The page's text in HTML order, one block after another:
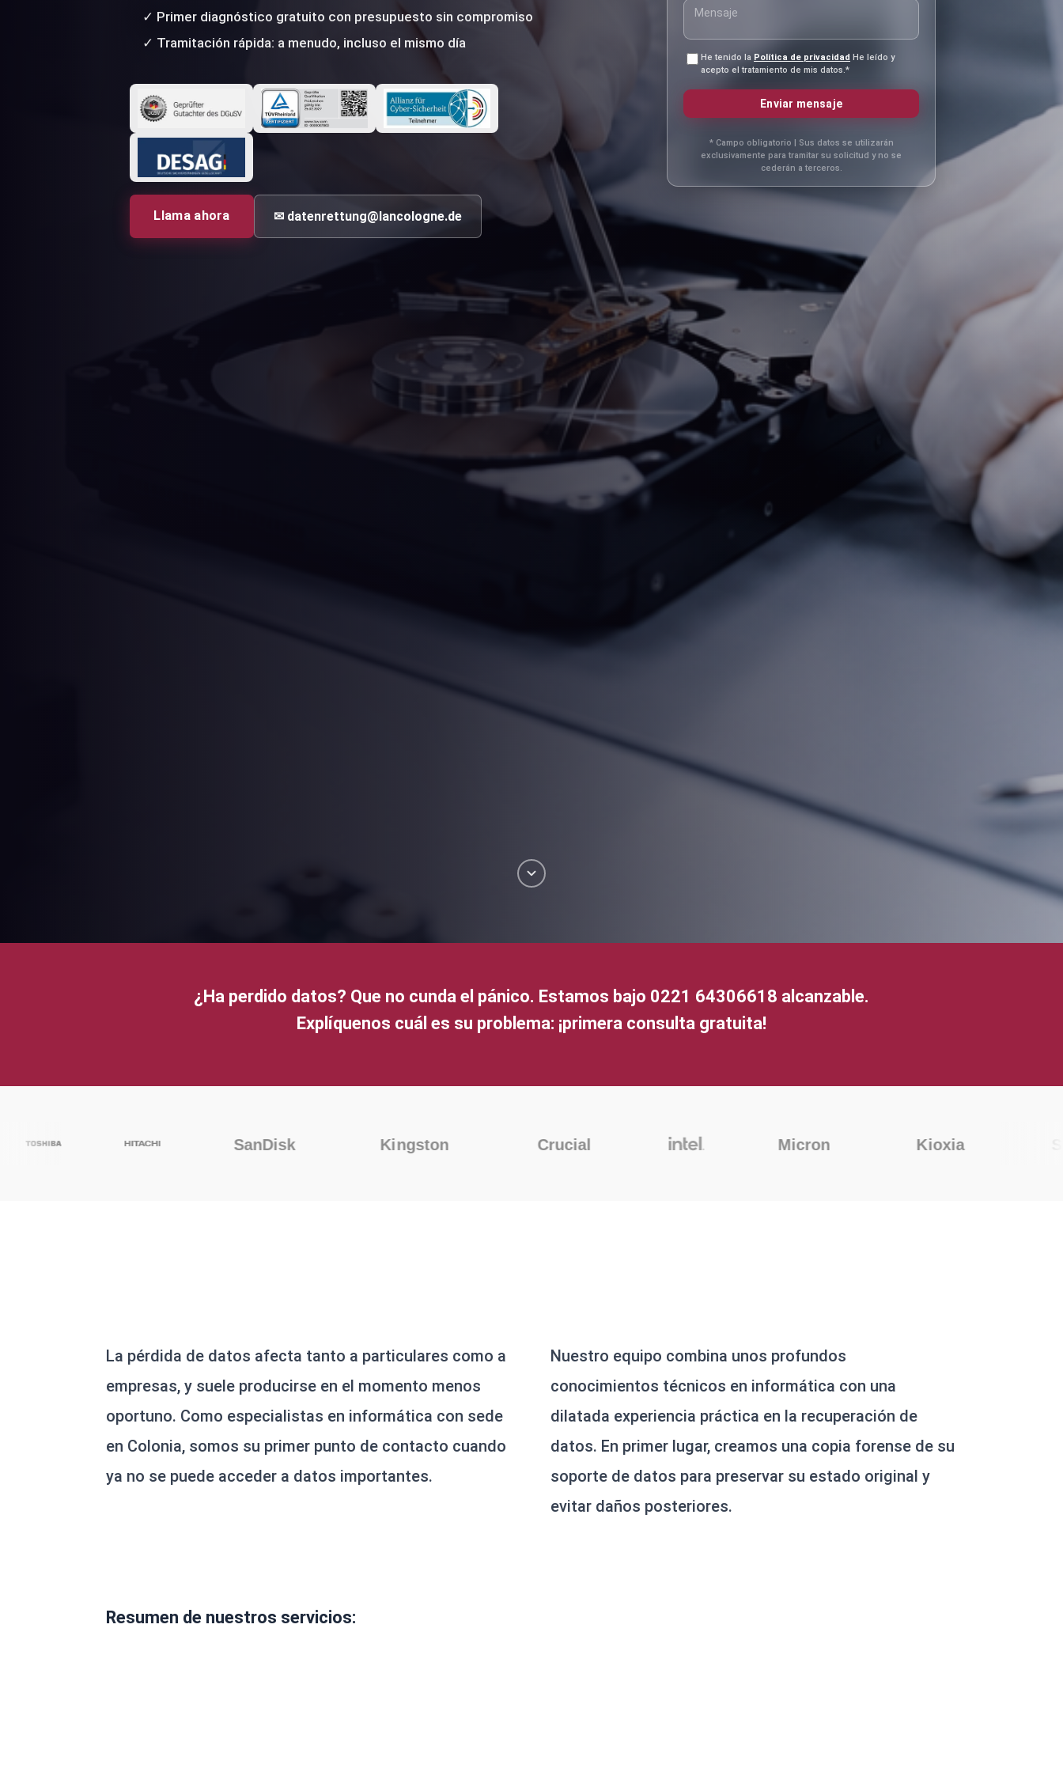
✓ Primer diagnóstico gratuito con presupuesto sin compromiso
✓ Tramitación rápida: a menudo, incluso el mismo día
Llama ahora ✉ datenrettung@lancologne.de
He tenido la Política de privacidad He leído y
acepto el tratamiento de mis datos.*
Enviar mensaje
* Campo obligatorio | Sus datos se utilizarán
exclusivamente para tramitar su solicitud y no se
cederán a terceros.
¿Ha perdido datos? Que no cunda el pánico. Estamos bajo 0221 64306618 alcanzable.
Explíquenos cuál es su problema: ¡primera consulta gratuita!
La pérdida de datos afecta tanto a particulares como a
empresas, y suele producirse en el momento menos
oportuno. Como especialistas en informática con sede
en Colonia, somos su primer punto de contacto cuando
ya no se puede acceder a datos importantes.
Nuestro equipo combina unos profundos
conocimientos técnicos en informática con una
dilatada experiencia práctica en la recuperación de
datos. En primer lugar, creamos una copia forense de su
soporte de datos para preservar su estado original y
evitar daños posteriores.
Resumen de nuestros servicios: